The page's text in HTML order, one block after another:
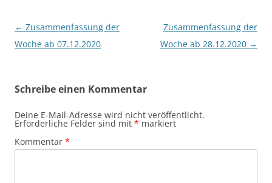
Beitragsnavigation
← Zusammenfassung der
Woche ab 07.12.2020
Zusammenfassung der
Woche ab 28.12.2020 →
Schreibe einen Kommentar
Deine E-Mail-Adresse wird nicht veröffentlicht.
Erforderliche Felder sind mit * markiert
Kommentar *